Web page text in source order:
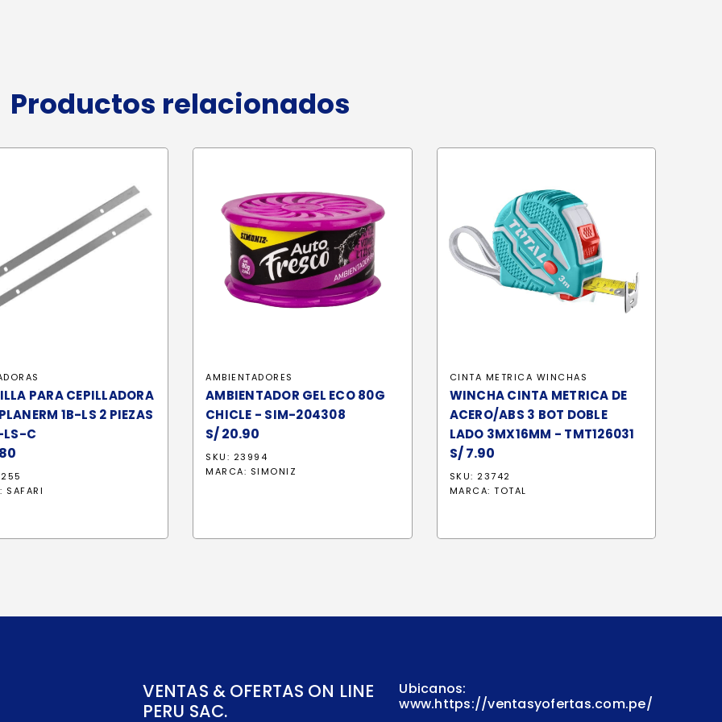
Productos relacionados
PARA CEPILLADORA
1B-LS 2 PIEZAS
LS-C
SAFARI
AMBIENTADORES
AMBIENTADOR GEL ECO 80G
CHICLE - SIM-204308
S/20.90
SKU: 23994
MARCA: SIMONIZ
CINTA METRICA WINCHAS
WINCHA CINTA METRICA DE
ACERO/ABS 3 BOT DOBLE
LADO 3MX16MM - TMT126031
S/7.90
SKU: 23742
MARCA: TOTAL
VENTAS & OFERTAS ON LINE
PERU SAC.
Ubicanos:
www.https://ventasyofertas.com.pe/